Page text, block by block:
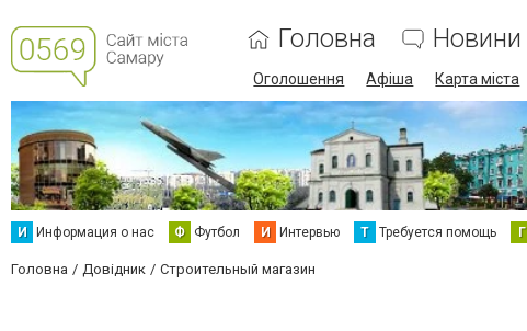
Головна Новини
Оголошення Афіша Карта міста
И Информация о нас Ф Футбол И Интервью Т Требуется помощь Г
Головна Довідник Строительный магазин